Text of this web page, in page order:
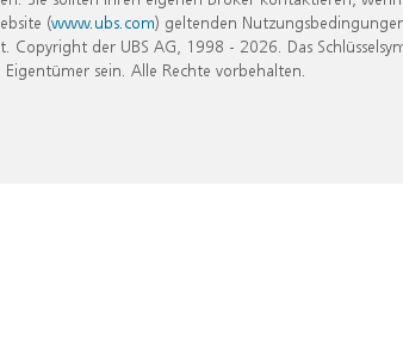
(www.ubs.com) geltenden
der UBS AG, 1998 - 2026. Das
sein. Alle Rechte vorbehalten.